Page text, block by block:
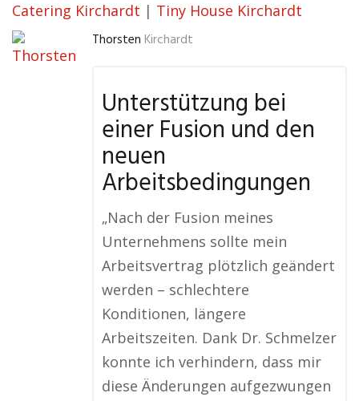
Catering Kirchardt | Tiny House Kirchardt
Thorsten Kirchardt
Unterstützung bei
einer Fusion und den
neuen
Arbeitsbedingungen
„Nach der Fusion meines
Unternehmens sollte mein
Arbeitsvertrag plötzlich geändert
werden – schlechtere
Konditionen, längere
Arbeitszeiten. Dank Dr. Schmelzer
konnte ich verhindern, dass mir
diese Änderungen aufgezwungen